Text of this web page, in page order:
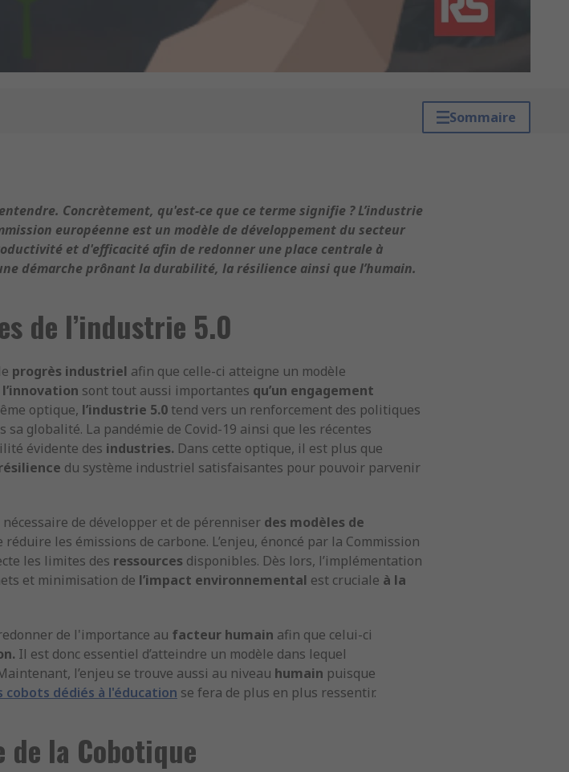
Sommaire
Concrètement, qu'est-ce que ce terme signifie ? L’industrie
européenne est un modèle de développement du secteur
et d'efficacité afin de redonner une place centrale à
démarche prônant la durabilité, la résilience ainsi que l’humain.
de l’industrie 5.0
progrès industriel afin que celle-ci atteigne un modèle
l’innovation sont tout aussi importantes qu’un engagement
optique, l’industrie 5.0 tend vers un renforcement des politiques
globalité. La pandémie de Covid-19 ainsi que les récentes
évidente des industries. Dans cette optique, il est plus que
du système industriel satisfaisantes pour pouvoir parvenir
de développer et de pérenniser des modèles de
réduire les émissions de carbone. L’enjeu, énoncé par la Commission
les limites des ressources disponibles. Dès lors, l’implémentation
et minimisation de l’impact environnemental est cruciale à la
de l'importance au facteur humain afin que celui-ci
Il est donc essentiel d’atteindre un modèle dans lequel
l’enjeu se trouve aussi au niveau humain puisque
cobots dédiés à l'éducation se fera de plus en plus ressentir.
de la Cobotique